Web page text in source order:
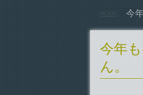
今
今年
ん。